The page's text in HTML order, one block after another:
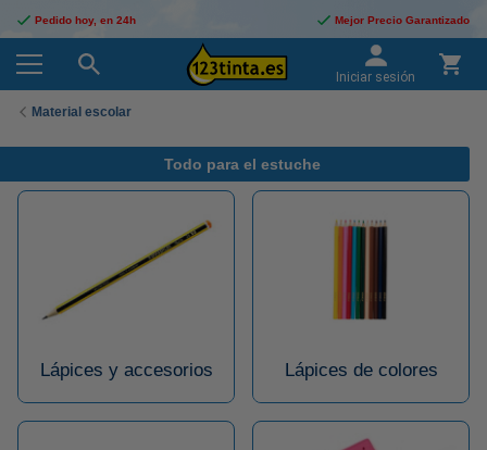
Pedido hoy, en 24h Mejor Precio Garantizado
Iniciar sesión
Material escolar
Todo para el estuche
Lápices y accesorios Lápices de colores